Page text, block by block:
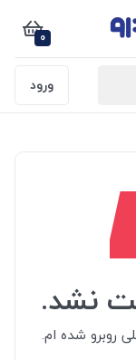
0
ورود
نشد.
روبرو شده ام.